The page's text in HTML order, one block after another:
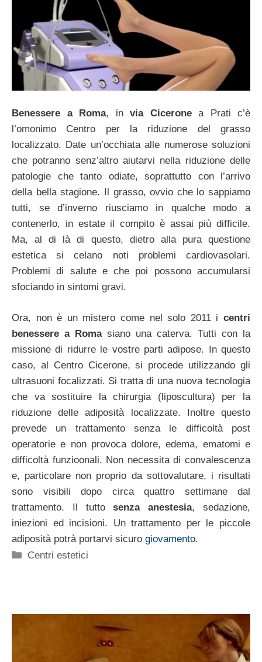
Benessere a Roma, in via Ciceronea Prati c’è
l’omonimo Centro per la riduzione del grasso
localizzato. Date un’occhiata alle numerose soluzioni
che potranno senz’altro aiutarvi nella riduzione delle
patologie che tanto odiate, soprattutto con l’arrivo
della bella stagione. Il grasso, ovvio che lo sappiamo
tutti, se d’inverno riusciamo in qualche modo a
contenerlo, in estate il compito è assai più difficile.
Ma, al di là di questo, dietro alla pura questione
estetica si celano noti problemi cardiovasolari.
Problemi di salute e che poi possono accumularsi
sfociando in sintomi gravi.
Ora, non è un mistero come nel solo 2011 i centri
benessere a Romasiano una caterva. Tutti con la
missione di ridurre le vostre parti adipose. In questo
caso, al Centro Cicerone, si procede utilizzando gli
ultrasuoni focalizzati. Si tratta di una nuova tecnologia
che va sostituire la chirurgia (liposcultura) per la
riduzione delle adiposità localizzate. Inoltre questo
prevede un trattamento senza le difficoltà post
operatorie e non provoca dolore, edema, ematomi e
difficoltà funzioonali. Non necessita di convalescenza
e, particolare non proprio da sottovalutare, i risultati
sono visibili dopo circa quattro settimane dal
trattamento. Il tuttosenza anestesia, sedazione,
iniezioni ed incisioni. Un trattamento per le piccole
adiposità potrà portarvi sicuro giovamento.
Categorie
Centri estetici